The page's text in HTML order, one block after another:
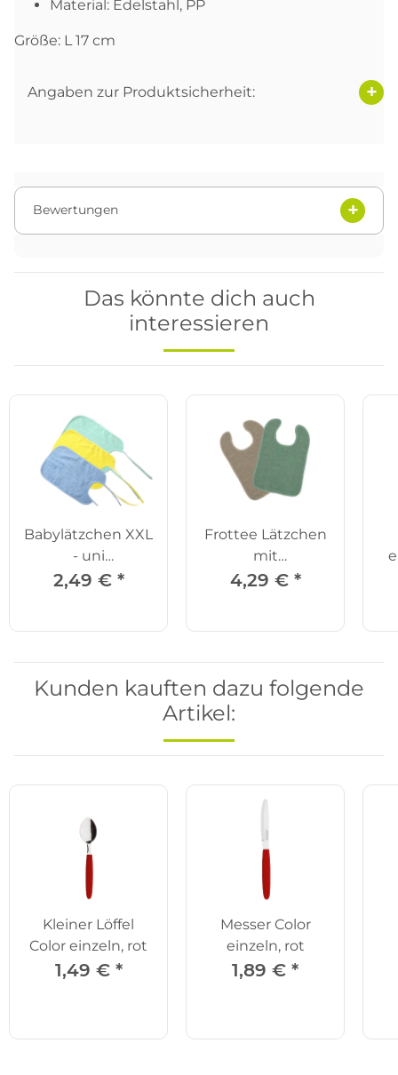
Material: Edelstahl, PP
Größe: L 17 cm
Angaben zur Produktsicherheit:
Bewertungen
Das könnte dich auch
interessieren
Babylätzchen XXL
- uni
grün/gelb/blau
2,49 € *
Frottee Lätzchen
mit
Druckknöpfen
4,29 € *
Kunden kauften dazu folgende
Artikel:
Kleiner Löffel
Color einzeln, rot
1,49 € *
Messer Color
einzeln, rot
1,89 € *